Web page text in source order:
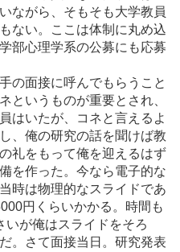
ながら、そもそも大学教員
ない。ここは体制に丸め込
部心理学系の公募にも応募
の面接に呼んでもらうこと
というものが重要とされ、
はいたが、コネと言えるよ
、俺の研究の話を聞けば教
礼をもって俺を迎えるはず
を作った。今なら電子的な
時は物理的なスライドであ
円くらいかかる。時間も
いが俺はスライドをそろ
。さて面接当日。研究発表